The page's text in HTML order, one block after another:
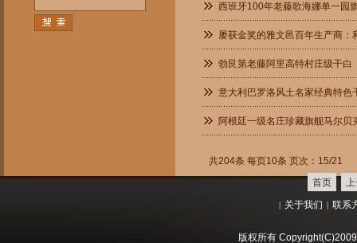
西班牙100年老藤歌海娜单一园
屡获金奖的雅文邑百年生产商：
勃艮第老藤阿里高特村庄级干白
意大利巴罗洛风土名家经典特色
阿根廷一级名庄珍藏旗舰马尔贝
共204条 每页10条 页次：15/21
首页
| 关于我们 | 联系
版权所有